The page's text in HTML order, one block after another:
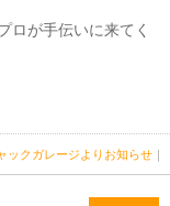
ロが手伝いに来てく
ックガレージよりお知らせ ｜